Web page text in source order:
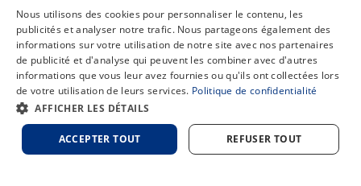
Nous utilisons des cookies pour personnaliser le contenu, les
publicités et analyser notre trafic. Nous partageons également des
informations sur votre utilisation de notre site avec nos partenaires
de publicité et d'analyse qui peuvent les combiner avec d'autres
informations que vous leur avez fournies ou qu'ils ont collectées lors
de votre utilisation de leurs services. Politique de confidentialité
AFFICHER LES DÉTAILS
ACCEPTER TOUT REFUSER TOUT